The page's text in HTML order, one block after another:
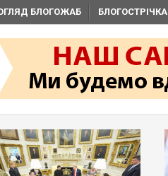
БЛОГОЖАБ БЛОГОСТРІЧКА